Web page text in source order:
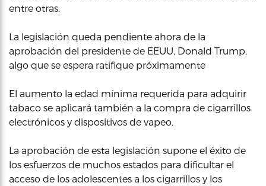
entre otras.
La legislación queda pendiente ahora de la
aprobación del presidente de EEUU, Donald Trump,
algo que se espera ratifique próximamente
El aumento la edad mínima requerida para adquirir
tabaco se aplicará también a la compra de cigarrillos
electrónicos y dispositivos de vapeo.
La aprobación de esta legislación supone el éxito de
los esfuerzos de muchos estados para dificultar el
acceso de los adolescentes a los cigarrillos y los